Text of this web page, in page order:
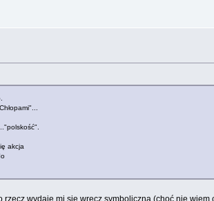
akcja
wydaje mi się wręcz symboliczna (choć nie